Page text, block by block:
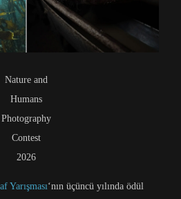
Nature and
Humans
Photography
Contest
2026
Yarışması‘nın üçüncü yılında ödül